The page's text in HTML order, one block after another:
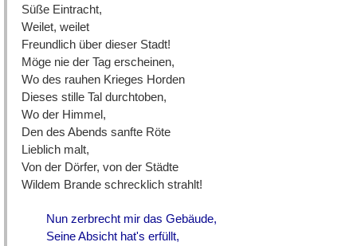
Süße Eintracht,
Weilet, weilet
Freundlich über dieser Stadt!
Möge nie der Tag erscheinen,
Wo des rauhen Krieges Horden
Dieses stille Tal durchtoben,
Wo der Himmel,
Den des Abends sanfte Röte
Lieblich malt,
Von der Dörfer, von der Städte
Wildem Brande schrecklich strahlt!
Nun zerbrecht mir das Gebäude,
Seine Absicht hat's erfüllt,